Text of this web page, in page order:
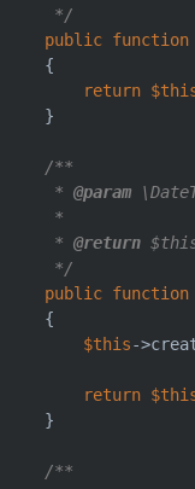
     */
public function
{
return
    }
/**
     *
@param
     *
     *
@return
     */
public function
{
$this-
return
    }
/**